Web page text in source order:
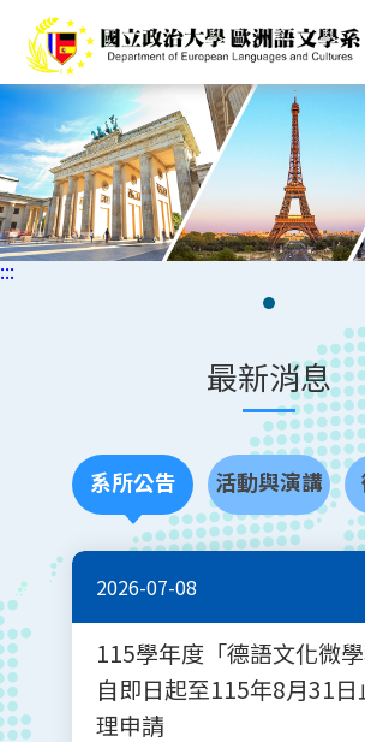
到
主
要
內
容
區
塊
:::
最新消息
系所公告 活動與演講
2026-07-08
115學年度「德語文化微學
自即日起至115年8月31日
理申請